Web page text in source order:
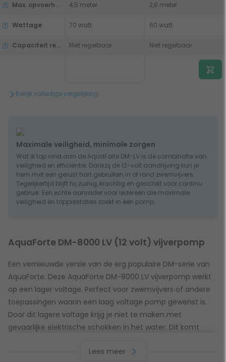
Max. opvoerhoogte
Wattage
Capaciteit regelbaar
4,5 meter
70 watt
Niet regelbaar
2,8 meter
60 watt
Niet regelbaar
Bekijk volledige vergelijking
Maximale veiligheid, minimale zorgen
Wat ik top vind aan de AquaForte DM-LV is de combinatie van
veiligheid en efficiëntie. Dankzij de 12-volt aandrijving kun je
hem met een gerust hart gebruiken in of rond zwemvijvers.
Tegelijkertijd blijft hij zuinig, krachtig en geschikt voor continu
gebruik. Een echte aanrader voor iedereen die maximale
veiligheid én topprestaties zoekt in één pomp.
AquaForte DM-8000 LV (12 volt) vijverpomp
Een vernieuwde versie van de erg populaire DM-serie van
AquaForte. Deze AquaForte DM-8000 LV vijverpomp werkt
op een lager voltage. Perfect voor zwemvijvers of andere
toepassingen waarin een laag voltage pomp gewenst is.
Door dit lagere voltage krijg je niet te maken met
gevaarlijke elektrische schokken in het water. Dit komt
De AquaForte DM-8000 LV vijverpomp heeft een maximale
Lees meer